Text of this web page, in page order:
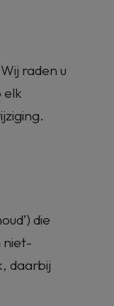
raden u
elk
die
niet-
daarbij